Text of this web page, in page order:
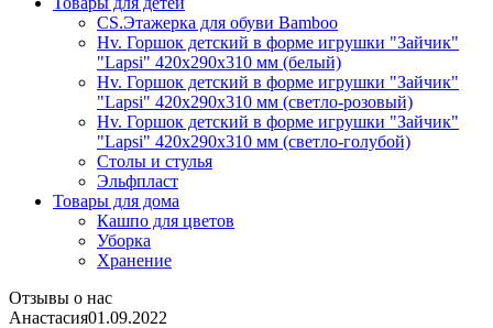
CS.Этажерка для обуви Bamboo
Hv. Горшок детский в форме игрушки "Зайчик"
"Lapsi" 420х290х310 мм (белый)
Hv. Горшок детский в форме игрушки "Зайчик"
"Lapsi" 420х290х310 мм (светло-розовый)
Hv. Горшок детский в форме игрушки "Зайчик"
"Lapsi" 420х290х310 мм (светло-голубой)
Столы и стулья
Эльфпласт
Товары для дома
Кашпо для цветов
Уборка
Хранение
Отзывы о нас
Анастасия01.09.2022